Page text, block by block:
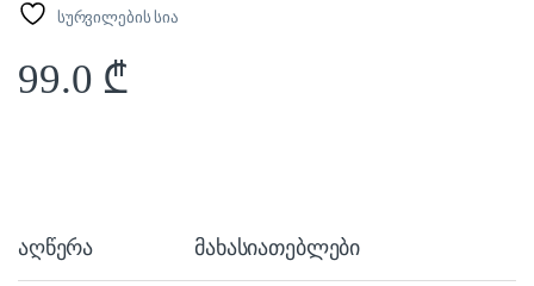
სურვილების სია
99.0 ₾
აღწერა მახასიათებლები